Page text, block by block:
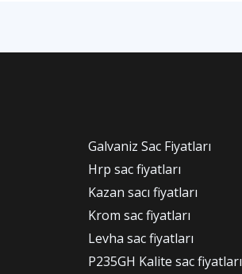
Galvaniz Sac Fiyatları
Hrp sac fiyatları
Kazan sacı fiyatları
Krom sac fiyatları
Levha sac fiyatları
P235GH Kalite sac fiyatları